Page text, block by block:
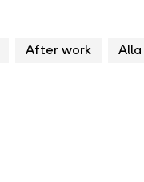
After work